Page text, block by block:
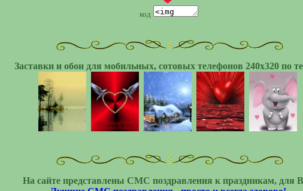
код
Заставки и обои для мобильных, сотовых телефонов 240x320 по
На сайте представлены СМС поздравления к праздникам, для